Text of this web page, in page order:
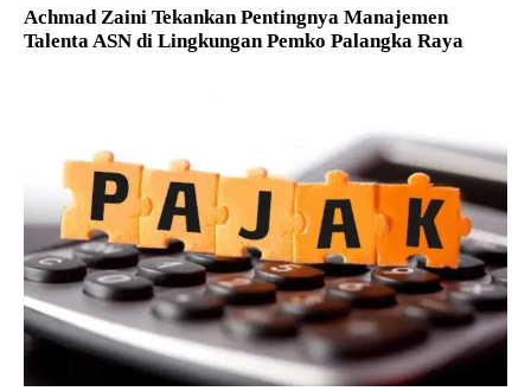
Achmad Zaini Tekankan Pentingnya Manajemen
Talenta ASN di Lingkungan Pemko Palangka Raya